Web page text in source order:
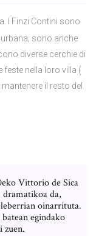
I Finzi Contini sono
sono anche
diverse cerchie di
feste nella loro villa (
il resto del
Vittorio de Sica
da,
oinarrituta.
egindako
zuen.